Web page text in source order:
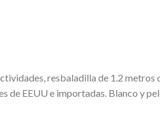
resbaladilla de 1.2
de EEUU e importadas. Blanco y